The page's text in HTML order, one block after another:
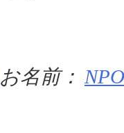
お名前：